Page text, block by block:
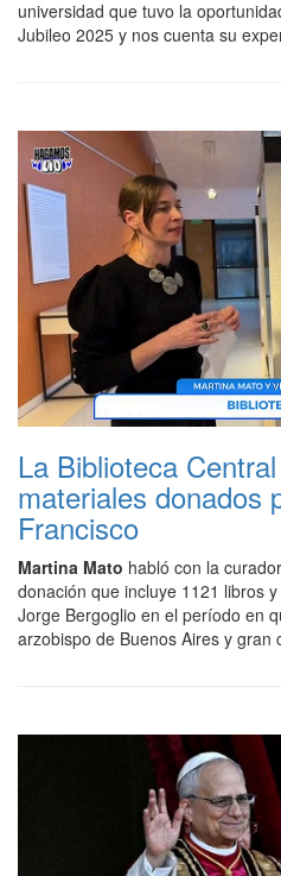
universidad que tuvo la
Jubileo 2025 y nos cuenta su
La Biblioteca
materiales donados
Francisco
Martina Mato habló con la
donación que incluye 1121 libros
Jorge Bergoglio en el período en
arzobispo de Buenos Aires y gran